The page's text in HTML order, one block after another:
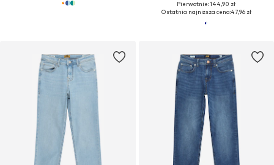
Pierwotnie: 144,90 zł
Ostatnia najniższa cena:47,96 zł